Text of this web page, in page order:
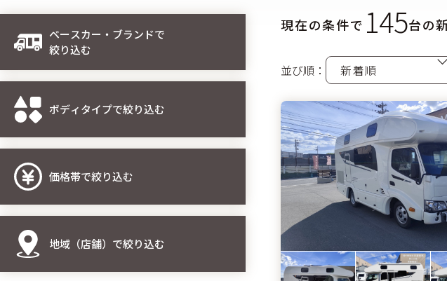
現在の条件で 145台の
並び順：
ベースカー・ブランドで
絞り込む
ボディタイプで絞り込む
価格帯で絞り込む
地域（店舗）で絞り込む